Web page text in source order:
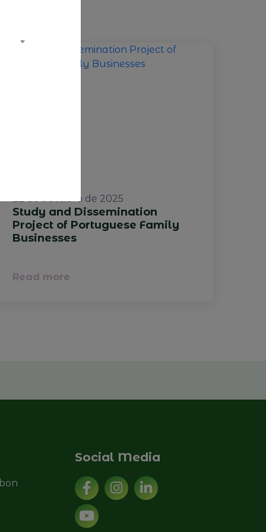
22 de outubro de 2025
Study and Dissemination
Project of Portuguese Family
Businesses
Read more
Social Media